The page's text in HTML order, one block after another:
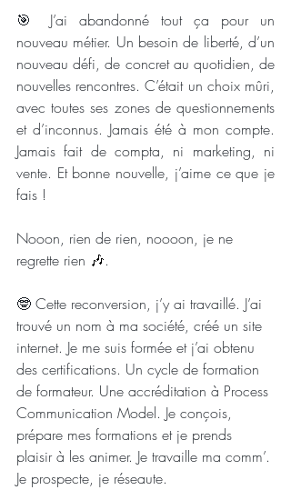
🎯 J’ai abandonné tout ça pour un
nouveau métier. Un besoin de liberté, d’un
nouveau défi, de concret au quotidien, de
nouvelles rencontres. C’était un choix mûri,
avec toutes ses zones de questionnements
et d’inconnus. Jamais été à mon compte.
Jamais fait de compta, ni marketing, ni
vente. Et bonne nouvelle, j’aime ce que je
fais !
Nooon, rien de rien, noooon, je ne
regrette rien 🎶.
🤓 Cette reconversion, j’y ai travaillé. J’ai
trouvé un nom à ma société, créé un site
internet. Je me suis formée et j’ai obtenu
des certifications. Un cycle de formation
de formateur. Une accréditation à Process
Communication Model. Je conçois,
prépare mes formations et je prends
plaisir à les animer. Je travaille ma comm’.
Je prospecte, je réseaute.